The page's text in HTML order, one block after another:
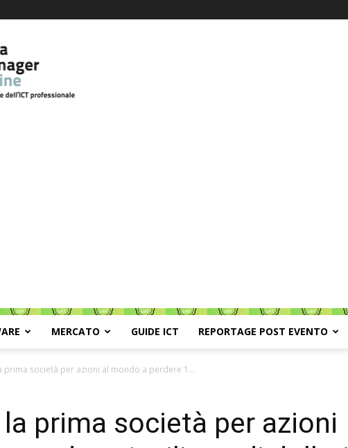
MERCATO GUIDE ICT REPORTAGE POST EVENTO
prima società per azioni al mondo a perdere 1...
prima società per azioni